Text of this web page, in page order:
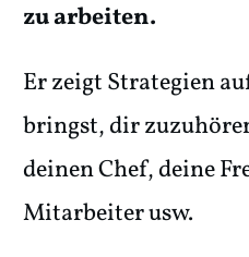
zu arbeiten.
Er zeigt Strategien
bringst, dir
deinen Chef, deine
Mitarbeiter usw.